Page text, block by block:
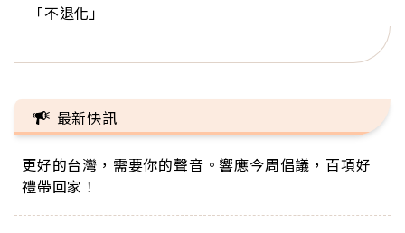
「不退化」
的家，我連作夢都講台語！」
丑」走進安養院，逗樂上萬爺奶：退休後才開始真
手，分享長壽的秘密原來是「這個」
巨蛋！連CNN都大讚！
最新快訊
更好的台灣，需要你的聲音。響應今周倡議，百項好
禮帶回家！